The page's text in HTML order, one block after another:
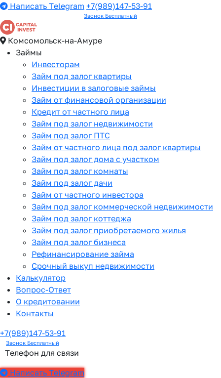
Написать Telegram +7(989)147-53-91
Звонок Бесплатный
Комсомольск-на-Амуре
Займы
Инвесторам
Займ под залог квартиры
Инвестиции в залоговые займы
Займ от финансовой организации
Кредит от частного лица
Займ под залог недвижимости
Займ под залог ПТС
Займ от частного лица под залог квартиры
Займ под залог дома с участком
Займ под залог комнаты
Займ под залог дачи
Займ от частного инвестора
Займ под залог коммерческой недвижимости
Займ под залог коттеджа
Займ под залог приобретаемого жилья
Займ под залог бизнеса
Рефинансирование займа
Срочный выкуп недвижимости
Калькулятор
Вопрос-Ответ
О кредитовании
Контакты
+7(989)147-53-91
Звонок Бесплатный
Телефон для связи
Написать Telegram